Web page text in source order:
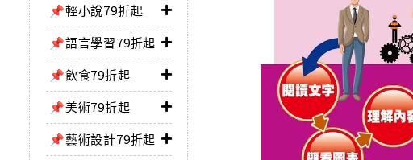
📌輕小說79折起
📌語言學習79折起
📌飲食79折起
📌美術79折起
📌藝術設計79折起